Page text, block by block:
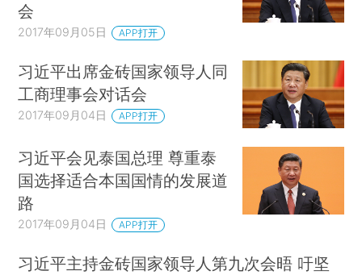
会
2017年09月05日 APP打开
习近平出席金砖国家领导人同
工商理事会对话会
2017年09月04日 APP打开
习近平会见泰国总理 尊重泰
国选择适合本国国情的发展道
路
2017年09月04日 APP打开
习近平主持金砖国家领导人第九次会晤 吁坚